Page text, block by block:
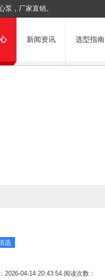
，厂家直销。
新闻资讯 选型指南
选
04-14 20:43:54 阅读次数：